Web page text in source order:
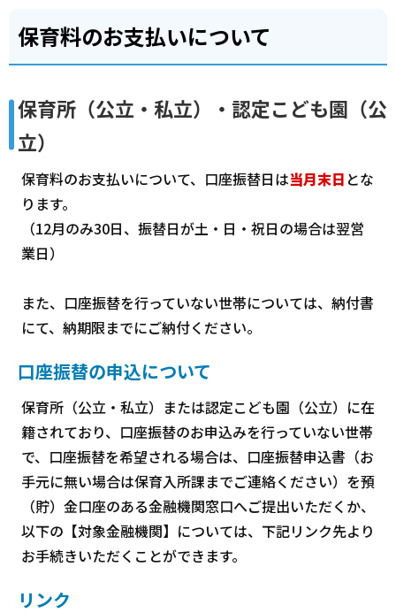
保育料のお支払いについて
保育所（公立・私立）・認定こども園（公
立）
保育料のお支払いについて、口座振替日は当月末日 とな
ります。
（12月のみ30日、振替日が土・日・祝日の場合は翌営
業日）
また、口座振替を行っていない世帯については、納付書
にて、納期限までにご納付ください。
口座振替の申込について
保育所（公立・私立）または認定こども園（公立）に在
籍されており、口座振替のお申込みを行っていない世帯
で、口座振替を希望される場合は、口座振替申込書（お
手元に無い場合は保育入所課までご連絡ください）を預
（貯）金口座のある金融機関窓口へご提出いただくか、
以下の【対象金融機関】については、下記リンク先より
お手続きいただくことができます。
リンク